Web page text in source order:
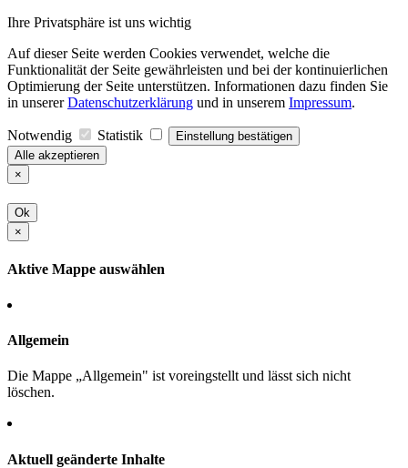
Ihre Privatsphäre ist uns wichtig
Auf dieser Seite werden Cookies verwendet, welche die
Funktionalität der Seite gewährleisten und bei der kontinuierlichen
Optimierung der Seite unterstützen. Informationen dazu finden Sie
in unsererDatenschutzerklärung und in unserem Impressum.
Notwendig Statistik
Einstellung bestätigen
Alle akzeptieren
×
Ok
×
Aktive Mappe auswählen
Allgemein
Die Mappe „Allgemein" ist voreingstellt und lässt sich nicht
löschen.
Aktuell geänderte Inhalte